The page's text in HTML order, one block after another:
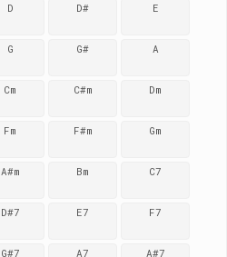
D D# E
G G# A
Cm C#m Dm
Fm F#m Gm
A#m Bm C7
D#7 E7 F7
G#7 A7 A#7